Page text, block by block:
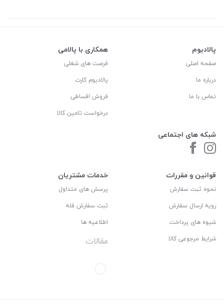
پالادیوم
صفحه اصلی
درباره ما
تماس با ما
شبکه های اجتماعی
همکاری با پالامی
فرصت های شغلی
پالادیوم کارت
فروش اقساطی
درخواست تامین کالا
قوانین و مقررات
نحوه ثبت سفارش
رویه ارسال سفارش
شیوه های پرداخت
شرایط مرجوعی کالا
خدمات مشتریان
پرسش های متداول
ثبت سفارش فله
اطلاعیه ها
مقالات